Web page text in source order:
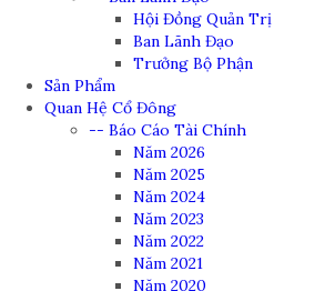
Hội Đồng Quản Trị
Ban Lãnh Đạo
Trưởng Bộ Phận
Sản Phẩm
Quan Hệ Cổ Đông
-- Báo Cáo Tài Chính
Năm 2026
Năm 2025
Năm 2024
Năm 2023
Năm 2022
Năm 2021
Năm 2020